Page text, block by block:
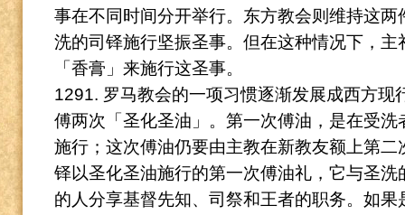
事在不同时间分开举行。 东方教会则维持这
洗的司铎施行坚振圣事。但在这种情况下，主
「香膏」来施行这圣事。
1291. 罗马教会的一项习惯逐渐发展成西方现
傅两次「圣化圣油」。第一次傅油，是在受
施行；这次傅油仍要由主教在新教友额上第二
铎以圣化圣油施行的第一次傅油礼，它与圣
的人分享基督先知、司祭和王者的职务。如果